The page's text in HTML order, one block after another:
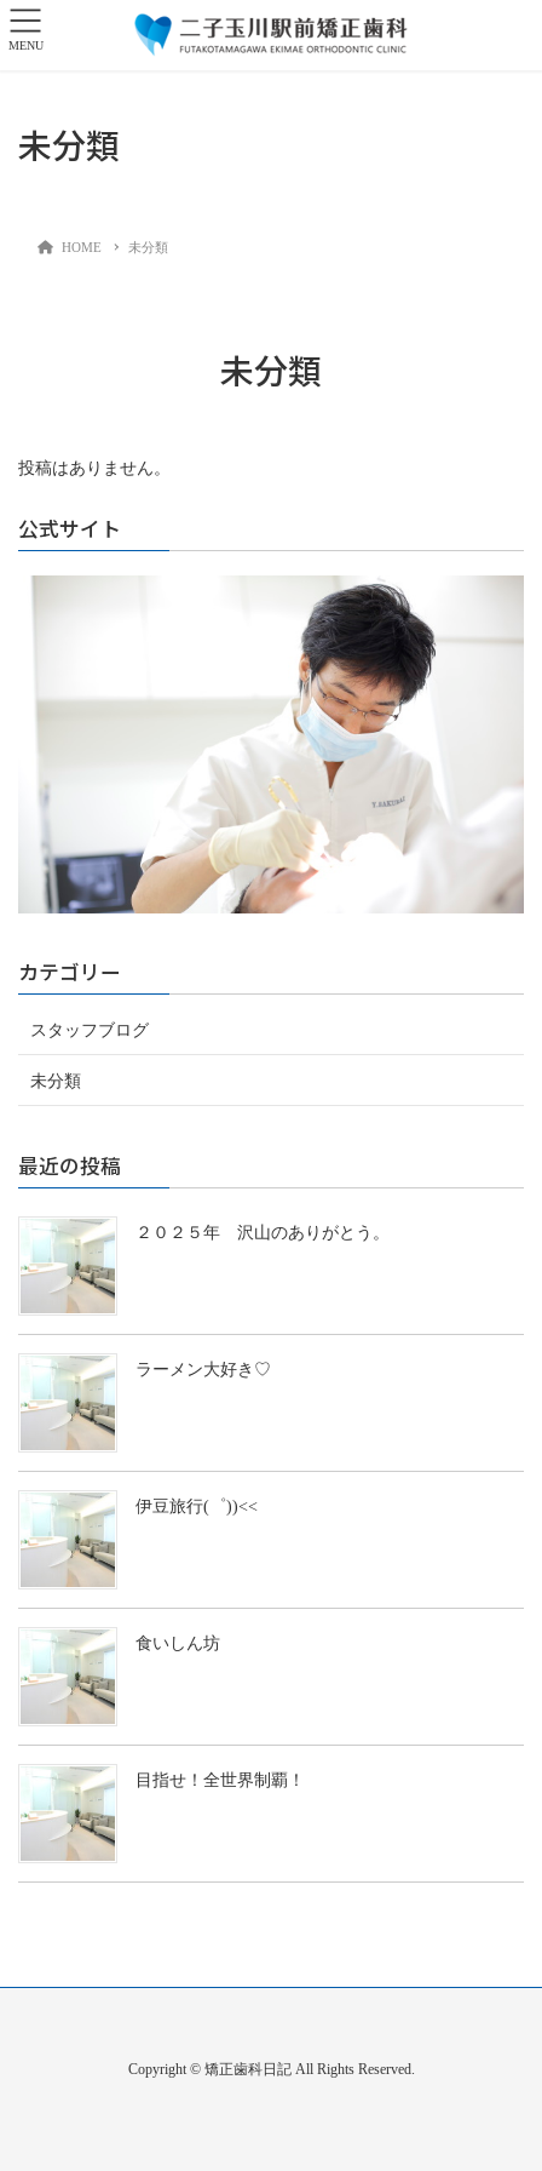
未分類
HOME 未分類
未分類
投稿はありません。
公式サイト
カテゴリー
スタッフブログ
未分類
最近の投稿
２０２５年 沢山のありがとう。
ラーメン大好き♡
伊豆旅行(゜))<<
食いしん坊
目指せ！全世界制覇！
Copyright © 矯正歯科日記 All Rights Reserved.
MENU